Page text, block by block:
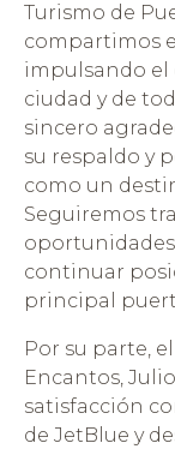
Turismo de
compartimos
impulsando el
ciudad y de
sincero
su respaldo y
como un
Seguiremos
continuar
principal
Por su parte,
Encantos,
satisfacción
de JetBlue y